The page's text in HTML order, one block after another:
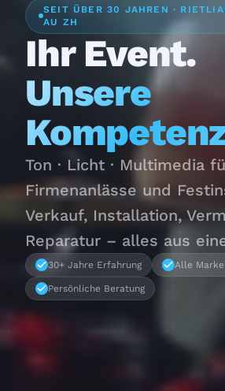
SEIT ÜBER 30 JAHREN ·
AU ZH
Ihr Event.
Unsere
Ton · Licht · Multimedia
Firmenanlässe und
Verkauf, Installation,
Reparatur – alles aus
30+ Jahre Erfahrung Alle
Persönliche Beratung